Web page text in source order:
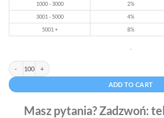
1000 - 3000 2%
3001 - 5000 4%
5001 + 8%
Koperty bąbelkowe małe B12 białe 140 x 225 mm quantity
ADD TO CART
Masz pytania? Zadzwoń: